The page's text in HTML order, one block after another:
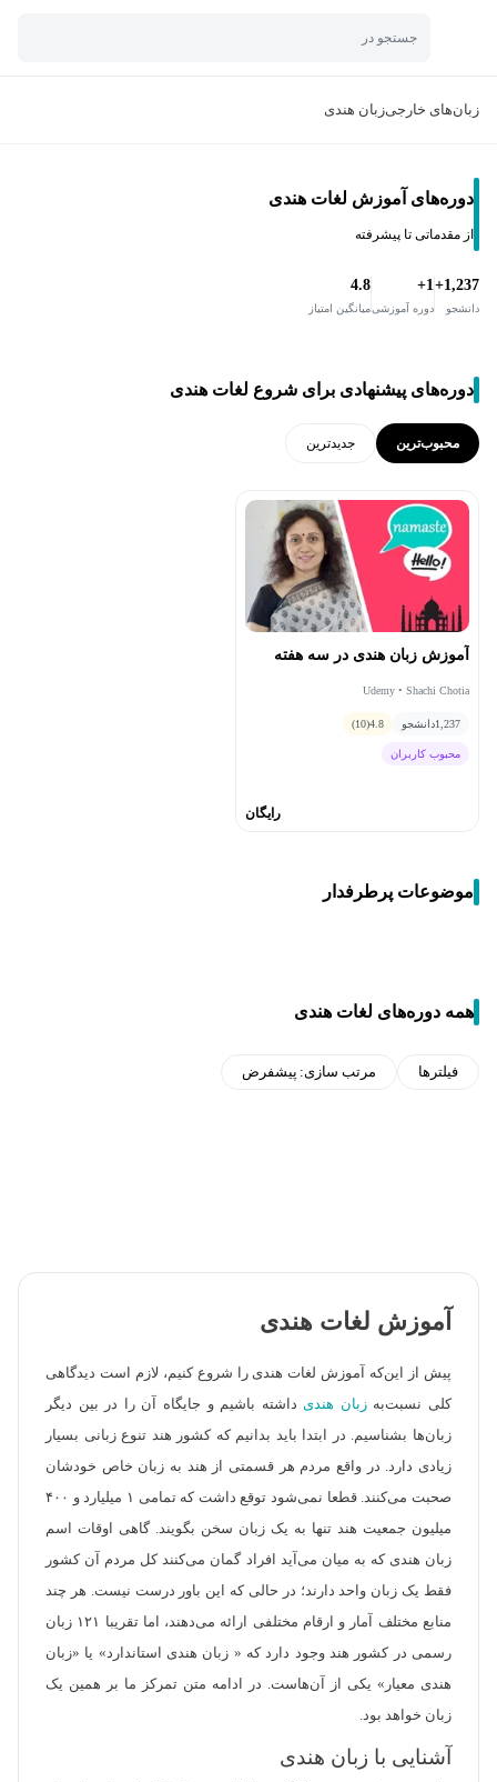
جستجو در
زبان‌های خارجیزبان هندی
دوره‌های آموزش لغات هندی
از مقدماتی تا پیشرفته
1,237+
دانشجو
1+
دوره آموزشی
4.8
میانگین امتیاز
دوره‌های پیشنهادی برای شروع لغات هندی
محبوب‌ترین جدید‌ترین
آموزش زبان هندی در سه هفته
Udemy • Shachi Chotia
1,237دانشجو 4.8
(10)
محبوب کاربران
رایگان
موضوعات پرطرفدار
همه دوره‌های لغات هندی
فیلترها مرتب سازی: پیشفرض
آموزش لغات هندی
پیش از این‌که آموزش لغات هندی را شروع کنیم، لازم است دیدگاهی
کلی نسبت‌بهزبان هندیداشته باشیم و جایگاه آن را در بین دیگر
زبان‌ها بشناسیم. در ابتدا باید بدانیم که کشور هند تنوع زبانی بسیار
زیادی دارد. در واقع مردم هر قسمتی از هند به زبان خاص خودشان
صحبت می‌کنند. قطعا نمی‌شود توقع داشت که تمامی ۱ میلیارد و ۴۰۰
میلیون جمعیت هند تنها به یک زبان سخن بگویند. گاهی اوقات اسم
زبان هندی که به میان می‌آید افراد گمان می‌کنند کل مردم آن کشور
فقط یک زبان واحد دارند؛ در حالی که این باور درست نیست. هر چند
منابع مختلف آمار و ارقام مختلفی ارائه می‌دهند، اما تقریبا ۱۲۱ زبان
رسمی در کشور هند وجود دارد که « زبان هندی استاندارد» یا «زبان
هندی معیار» یکی از آن‌هاست. در ادامه متن تمرکز ما بر همین یک
زبان خواهد بود.
آشنایی با زبان هندی